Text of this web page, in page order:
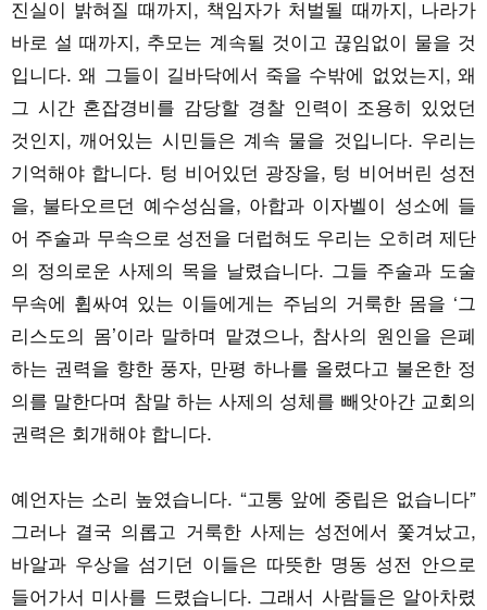
진실이 밝혀질 때까지, 책임자가 처벌될 때까지, 나라가
바로 설 때까지, 추모는 계속될 것이고 끊임없이 물을 것
입니다. 왜 그들이 길바닥에서 죽을 수밖에 없었는지, 왜
그 시간 혼잡경비를 감당할 경찰 인력이 조용히 있었던
것인지, 깨어있는 시민들은 계속 물을 것입니다. 우리는
기억해야 합니다. 텅 비어있던 광장을, 텅 비어버린 성전
을, 불타오르던 예수성심을, 아합과 이자벨이 성소에 들
어 주술과 무속으로 성전을 더럽혀도 우리는 오히려 제단
의 정의로운 사제의 목을 날렸습니다. 그들 주술과 도술
무속에 휩싸여 있는 이들에게는 주님의 거룩한 몸을 ‘그
리스도의 몸’이라 말하며 맡겼으나, 참사의 원인을 은폐
하는 권력을 향한 풍자, 만평 하나를 올렸다고 불온한 정
의를 말한다며 참말 하는 사제의 성체를 빼앗아간 교회의
권력은 회개해야 합니다.
예언자는 소리 높였습니다. “고통 앞에 중립은 없습니다”
그러나 결국 의롭고 거룩한 사제는 성전에서 쫓겨났고,
바알과 우상을 섬기던 이들은 따뜻한 명동 성전 안으로
들어가서 미사를 드렸습니다. 그래서 사람들은 알아차렸